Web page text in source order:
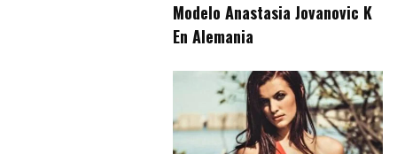
Modelo Anastasia Jovanovic K
En Alemania